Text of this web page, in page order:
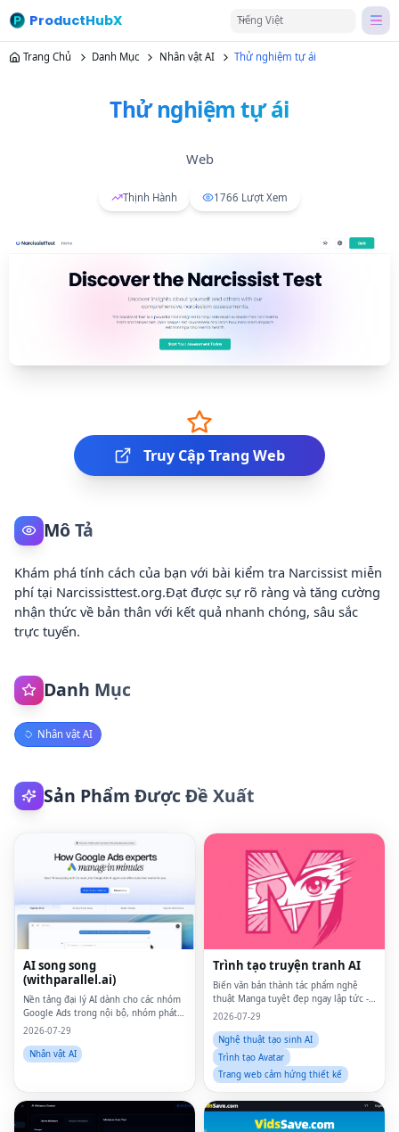
ProductHubX Tiếng Việt
Trang Chủ Danh Mục Nhân vật AI Thử nghiệm tự ái
Thử nghiệm tự ái
Web
Thịnh Hành 1766 Lượt Xem
Truy Cập Trang Web
Mô Tả
Khám phá tính cách của bạn với bài kiểm tra Narcissist miễn
phí tại Narcissisttest.org.Đạt được sự rõ ràng và tăng cường
nhận thức về bản thân với kết quả nhanh chóng, sâu sắc
trực tuyến.
Danh Mục
Nhân vật AI
Sản Phẩm Được Đề Xuất
AI song song
(withparallel.ai)
Nền tảng đại lý AI dành cho các nhóm
Google Ads trong nội bộ, nhóm phát
triển, đại lý và phương tiện truyền
2026-07-29
Nhân vật AI
Trình tạo truyện tranh AI
Biến văn bản thành tác phẩm nghệ
thuật Manga tuyệt đẹp ngay lập tức -
Không cần kỹ năng vẽ.
2026-07-29
Nghệ thuật tạo sinh AI
Trình tạo Avatar
Trang web cảm hứng thiết kế